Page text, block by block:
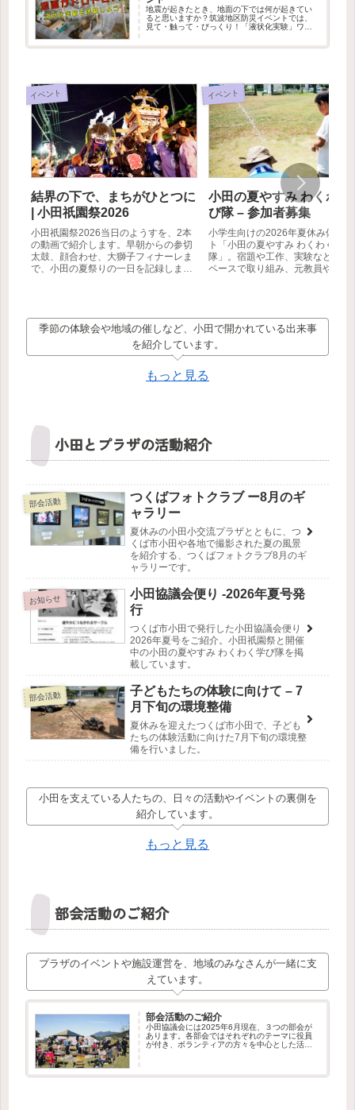
地震が起きたとき、地面の下では何が起きてい
ると思いますか？筑波地区防災イベントでは、
見て・触って・びっくり！「液状化実験」ワー
イベント
結界の下で、まちがひとつに
| 小田祇園祭2026
小田祇園祭2026当日のようすを、2本
の動画で紹介します。早朝からの参切
太鼓、顔合わせ、大獅子フィナーレま
で、小田の夏祭りの一日を記録しまし
イベント
小田の夏やすみ わくわく
び隊 – 参加者募集
小学生向けの2026年夏休み体験
ト「小田の夏やすみ わくわく学び
隊」。宿題や工作、実験などに自
ペースで取り組み、元教員や筑波
季節の体験会や地域の催しなど、小田で開かれている出来事
を紹介しています。
もっと見る
小田とプラザの活動紹介
部会活動
つくばフォトクラブ ー8月のギ
ャラリー
夏休みの小田小交流プラザとともに、つ
くば市小田や各地で撮影された夏の風景
を紹介する、つくばフォトクラブ8月のギ
ャラリーです。
お知らせ
小田協議会便り -2026年夏号発
行
つくば市小田で発行した小田協議会便り
2026年夏号をご紹介。小田祇園祭と開催
中の小田の夏やすみ わくわく学び隊を掲
載しています。
部会活動
子どもたちの体験に向けて – 7
月下旬の環境整備
夏休みを迎えたつくば市小田で、子ども
たちの体験活動に向けた7月下旬の環境整
備を行いました。
小田を支えている人たちの、日々の活動やイベントの裏側を
紹介しています。
もっと見る
部会活動のご紹介
プラザのイベントや施設運営を、地域のみなさんが一緒に支
えています。
部会活動のご紹介
小田協議会には2025年6月現在、３つの部会が
あります。各部会ではそれぞれのテーマに役員
が付き、ボランティアの方々を中心とした活動